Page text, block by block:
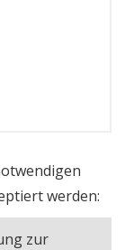
werden:
zur